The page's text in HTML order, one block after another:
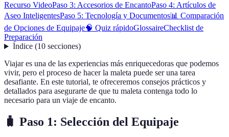
Recurso VideoPaso 3: Accesorios de EncantoPaso 4: Artículos de
Aseo InteligentesPaso 5: Tecnología y Documentos📊 Comparación
de Opciones de Equipaje🧠 Quiz rápidoGlossaireChecklist de
Preparación
Índice(10 secciones)
Viajar es una de las experiencias más enriquecedoras que podemos
vivir, pero el proceso de hacer la maleta puede ser una tarea
desafiante. En este tutorial, te ofreceremos consejos prácticos y
detallados para asegurarte de que tu maleta contenga todo lo
necesario para un viaje de encanto.
🧳 Paso 1: Selección del Equipaje